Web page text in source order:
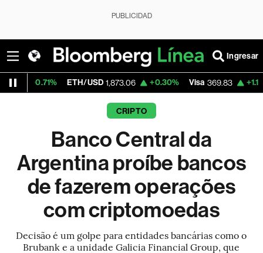
PUBLICIDAD
Ingresar
ETH/USD 1,873.06 +0.30% Visa 369.83 +1.14%
CRIPTO
Banco Central da
Argentina proíbe bancos
de fazerem operações
com criptomoedas
Decisão é um golpe para entidades bancárias como o
Brubank e a unidade Galicia Financial Group, que